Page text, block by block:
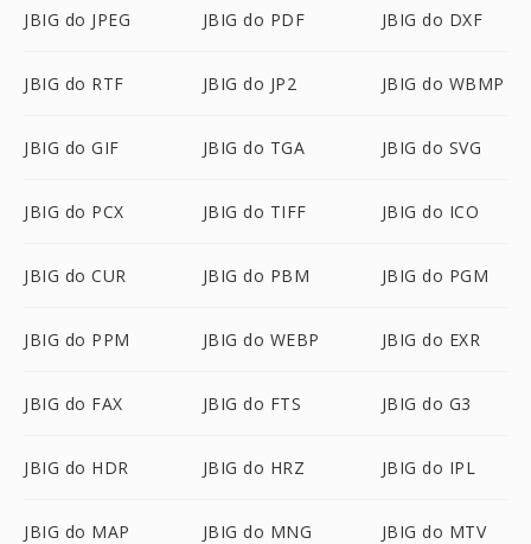
JBIG do JPEG JBIG do PDF JBIG do DXF
JBIG do RTF JBIG do JP2 JBIG do WBMP
JBIG do GIF JBIG do TGA JBIG do SVG
JBIG do PCX JBIG do TIFF JBIG do ICO
JBIG do CUR JBIG do PBM JBIG do PGM
JBIG do PPM JBIG do WEBP JBIG do EXR
JBIG do FAX JBIG do FTS JBIG do G3
JBIG do HDR JBIG do HRZ JBIG do IPL
JBIG do MAP JBIG do MNG JBIG do MTV